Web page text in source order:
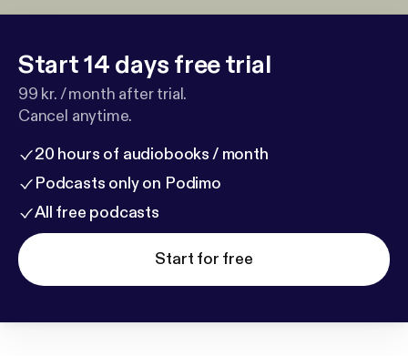
Start 14 days free trial
99 kr. / month after trial.
Cancel anytime.
20 hours of audiobooks / month
Podcasts only on Podimo
All free podcasts
Start for free